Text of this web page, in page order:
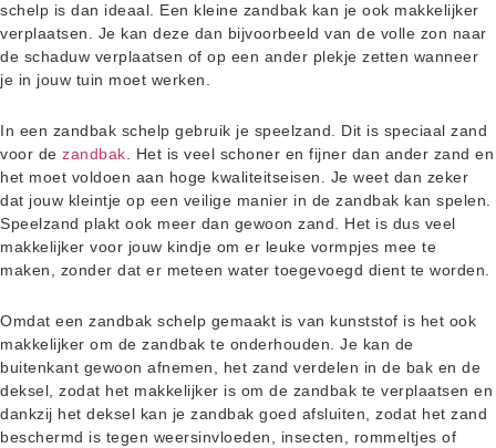
schelp is dan ideaal. Een kleine zandbak kan je ook makkelijker
verplaatsen. Je kan deze dan bijvoorbeeld van de volle zon naar
de schaduw verplaatsen of op een ander plekje zetten wanneer
je in jouw tuin moet werken.
In een zandbak schelp gebruik je speelzand. Dit is speciaal zand
voor de zandbak . Het is veel schoner en fijner dan ander zand en
het moet voldoen aan hoge kwaliteitseisen. Je weet dan zeker
dat jouw kleintje op een veilige manier in de zandbak kan spelen.
Speelzand plakt ook meer dan gewoon zand. Het is dus veel
makkelijker voor jouw kindje om er leuke vormpjes mee te
maken, zonder dat er meteen water toegevoegd dient te worden.
Omdat een zandbak schelp gemaakt is van kunststof is het ook
makkelijker om de zandbak te onderhouden. Je kan de
buitenkant gewoon afnemen, het zand verdelen in de bak en de
deksel, zodat het makkelijker is om de zandbak te verplaatsen en
dankzij het deksel kan je zandbak goed afsluiten, zodat het zand
beschermd is tegen weersinvloeden, insecten, rommeltjes of